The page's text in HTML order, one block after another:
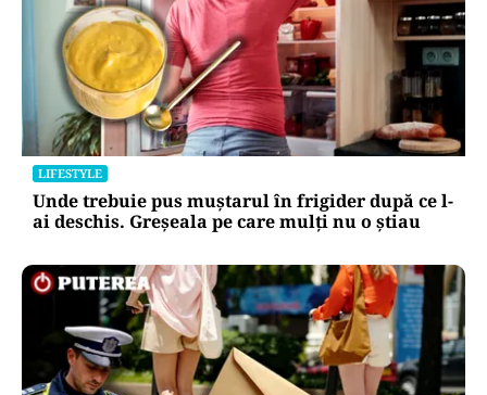
LIFESTYLE
Unde trebuie pus muștarul în frigider după ce l-
ai deschis. Greșeala pe care mulți nu o știau